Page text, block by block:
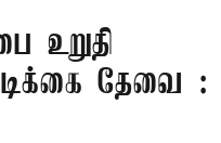
உறுதி
தேவை :